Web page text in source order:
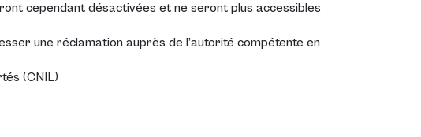
cependant désactivées et ne seront plus accessibles
une réclamation auprès de l’autorité compétente en
(CNIL)